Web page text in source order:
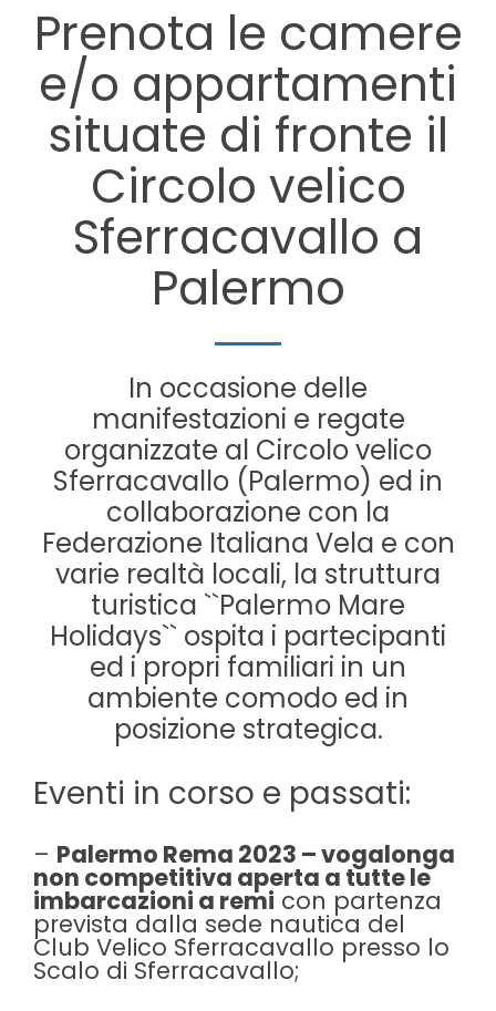
Prenota le camere
e/o appartamenti
situate di fronte il
Circolo velico
Sferracavallo a
Palermo
In occasione delle
manifestazioni e regate
organizzate al Circolo velico
Sferracavallo (Palermo) ed in
collaborazione con la
Federazione Italiana Vela e con
varie realtà locali, la struttura
turistica ``Palermo Mare
Holidays`` ospita i partecipanti
ed i propri familiari in un
ambiente comodo ed in
posizione strategica.
Eventi in corso e passati:
– Palermo Rema 2023 – vogalonga
non competitiva aperta a tutte le
imbarcazioni a remi con partenza
prevista dalla sede nautica del
Club Velico Sferracavallo presso lo
Scalo di Sferracavallo;